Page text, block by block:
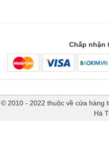
Chấp nhận
© 2010 - 2022 thuộc về cửa hàng
Hà